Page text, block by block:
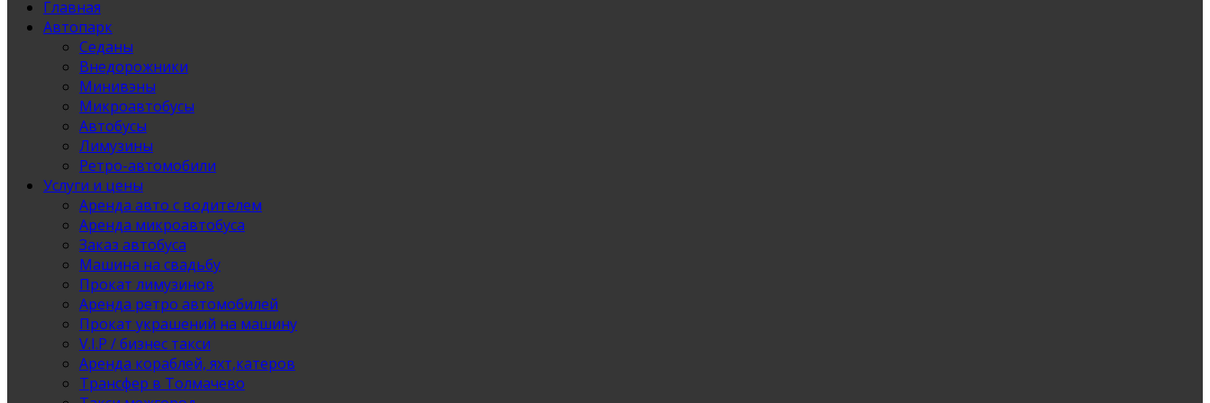
Главная
Автопарк
Седаны
Внедорожники
Минивэны
Микроавтобусы
Автобусы
Лимузины
Ретро-автомобили
Услуги и цены
Аренда авто с водителем
Аренда микроавтобуса
Заказ автобуса
Машина на свадьбу
Прокат лимузинов
Аренда ретро автомобилей
Прокат украшений на машину
V.I.P / бизнес такси
Аренда кораблей, яхт,катеров
Трансфер в Толмачево